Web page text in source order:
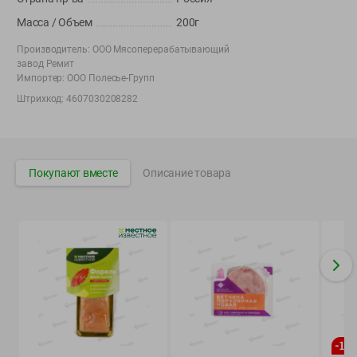
Вакансии 👋
Корпоративный сайт Green
соглашения
юридических лиц: Отдел торговли и услуг Администрации
Фрунзенского района г. Минска + 375 17 272 73 84 .
Номер и адрес электронной почты лица, уполномоченного
продавцом рассматривать обращения покупателей о нарушении их
прав, предусмотренных законодательством о защите прав
потребителей: +375 44 560-60-61, shop@green-dostavka.by.
Способы оплаты товара:
Масса / Объем
200г
Производитель: ООО Мясоперерабатывающий
завод Ремит
Импортер: ООО Полесье-Групп
Штрихкод:4607030208282
Покупают вместе Описание товара
-15